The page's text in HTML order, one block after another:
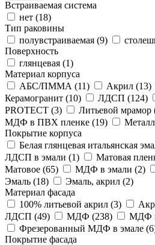
Встраиваемая система
нет (18)
Тип раковины
полувстраиваемая (9)
Поверхность
глянцевая (1)
Материал корпуса
АБС/ПММА (11) Акрил (13)
Керамогранит (10) ЛДСП (124)
PROTECT (3) Литьевой мрамор
МДФ в ПВХ пленке (19)
Покрытие корпуса
Белая глянцевая итальянская
ЛДСП в эмали (1) Матовая
Матовое (65) МДФ в эмали (2)
Эмаль (18) Эмаль, акрил (2)
Материал фасада
100% литьевой акрил (3)
ЛДСП (49) МДФ (238) МДФ
Фрезерованный МДФ в эмале (6
Покрытие фасада